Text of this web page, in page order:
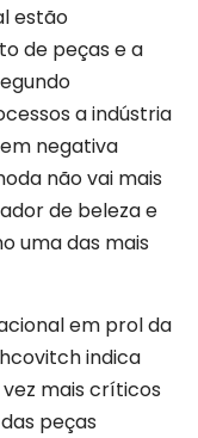
estão
de peças e a
a indústria
negativa
não vai mais
de beleza e
uma das mais
em prol da
indica
mais críticos
peças